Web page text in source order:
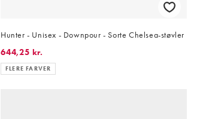
Hunter - Unisex - Downpour - Sorte Chelsea-støvler
644,25 kr.
FLERE FARVER